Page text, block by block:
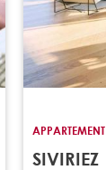
APPARTEMENT
SIVIRIEZ